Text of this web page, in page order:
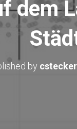
dem
by cstecker